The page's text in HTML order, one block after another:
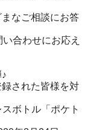
なご相談にお答
合わせにお応え
された皆様を対
ボトル「ポケト